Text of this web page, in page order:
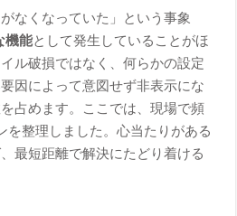
なくなっていた」という事象
機能として発生していることがほ
ル破損ではなく、何らかの設定
因によって意図せず非表示にな
占めます。ここでは、現場で頻
を整理しました。心当たりがある
最短距離で解決にたどり着ける